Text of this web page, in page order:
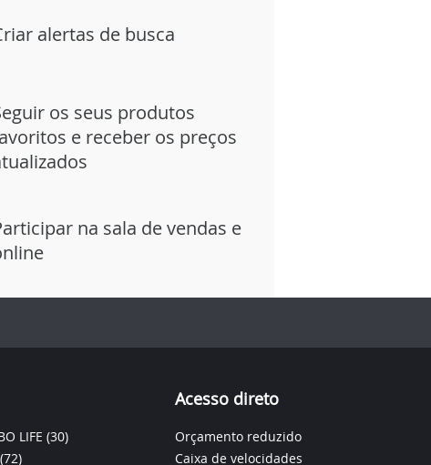
alertas de busca
os seus produtos
e receber os preços
na sala de vendas e
LIFE (30)
(72)
Acesso direto
Orçamento reduzido
Caixa de velocidades